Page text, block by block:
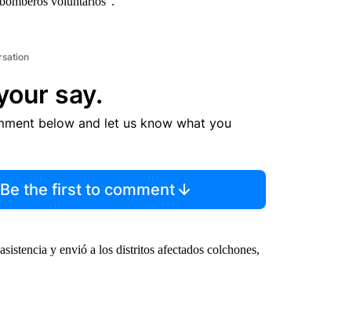
say.
below and let us know what you
Be the first to comment
y envió a los distritos afectados colchones,